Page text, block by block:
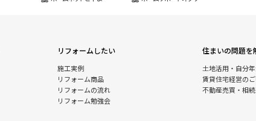
リフォームしたい
施工実例
リフォーム商品
リフォームの流れ
リフォーム勉強会
住まいの問題を
土地活用・自分
賃貸住宅経営の
不動産売買・相続